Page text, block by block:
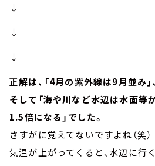
↓
↓
↓
正解は、「4月の紫外線は9月並み」、
そして「海や川など水辺は水面等
1.5倍になる」でした。
さすがに覚えてないですよね（笑）
気温が上がってくると、水辺に行